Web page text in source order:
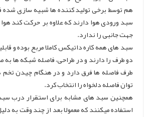
هم توسط برخی تولید کننده ها شبیه سازی شده
سبد ورودی هوا دارند که علاوه بر حرکت کند
جهت جانبی را ندارد.
سبد های همه کاره داتیکس کاملا مربع بوده و
دو طرف را دارند و در طراحی، فاصله شبکه ها
طرف فاصله ها فرق دارد و در هنگام چیدن
توان فاصله دلخواه را انتخاب کرد.
همچنین سبد های مشابه برای استقرار درب
استفاده میکنند که معمولا بعد از چند وقت به